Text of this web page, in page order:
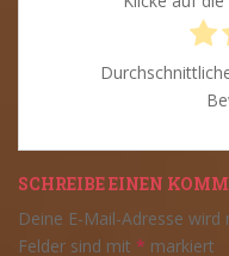
SCHREIBE EINEN
Deine E-Mail-Adresse
Felder sind mit * markiert